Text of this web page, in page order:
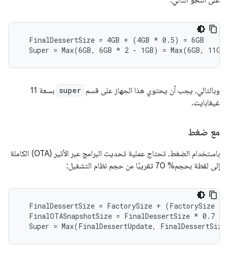
  FinalDessertSize = 4GB + (4GB
* 0.5) = 6GB
  Super = Max(6GB, 6GB *
2 - 1GB) = Max(6GB,
وبالتالي، يجب أن يحتوي هذا الجهاز على قسم super
بسعة 11
غيغابايت.
مع ضغط
باستخدام الضغط، تحتاج عملية تحديث البرامج عبر الأثير (OTA) الكاملة
إلى لقطة بحجم% 70 تقريبًا من حجم نظام التشغيل:
  FinalDessertSize = FactorySize + (FactorySize
  FinalOTASnapshotSize = FinalDessertSize *
0.7
Super = Max(FinalDessertUpdate,